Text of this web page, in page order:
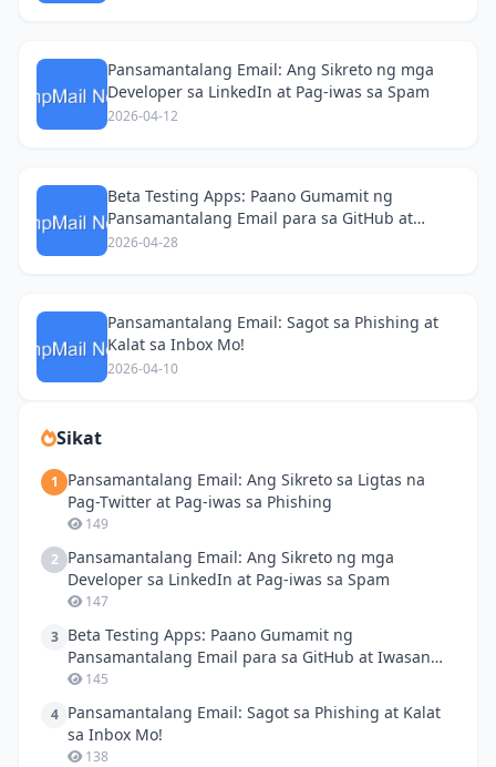
Pansamantalang Email: Ang Sikreto ng mga
Developer sa LinkedIn at Pag-iwas sa Spam
2026-04-12
Beta Testing Apps: Paano Gumamit ng
Pansamantalang Email para sa GitHub at
Iwasan ang Spam!
2026-04-28
Pansamantalang Email: Sagot sa Phishing at
Kalat sa Inbox Mo!
2026-04-10
Sikat
1
Pansamantalang Email: Ang Sikreto sa Ligtas na
Pag-Twitter at Pag-iwas sa Phishing
149
2 Pansamantalang Email: Ang Sikreto ng mga
Developer sa LinkedIn at Pag-iwas sa Spam
147
3 Beta Testing Apps: Paano Gumamit ng
Pansamantalang Email para sa GitHub at Iwasan
ang Spam!
145
4 Pansamantalang Email: Sagot sa Phishing at Kalat
sa Inbox Mo!
138